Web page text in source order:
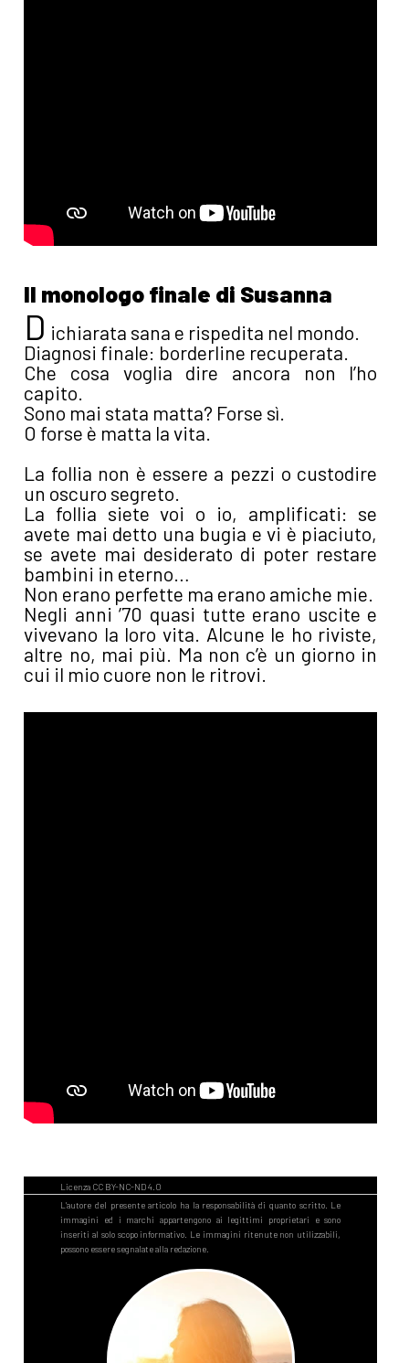
Il monologo finale di Susanna
D ichiarata sana e rispedita nel mondo.
Diagnosi finale: borderline recuperata.
Che cosa voglia dire ancora non l’ho
capito.
Sono mai stata matta? Forse sì.
O forse è matta la vita.
La follia non è essere a pezzi o custodire
un oscuro segreto.
La follia siete voi o io, amplificati: se
avete mai detto una bugia e vi è piaciuto,
se avete mai desiderato di poter restare
bambini in eterno…
Non erano perfette ma erano amiche mie.
Negli anni ’70 quasi tutte erano uscite e
vivevano la loro vita. Alcune le ho riviste,
altre no, mai più. Ma non c’è un giorno in
cui il mio cuore non le ritrovi.